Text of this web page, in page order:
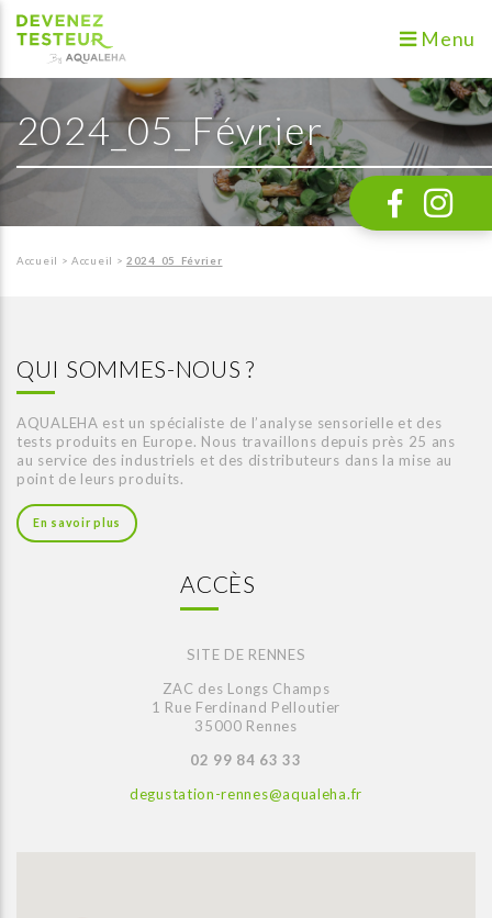
Menu
2024_05_Février
Accueil >Accueil >2024_05_Février
QUI SOMMES-NOUS ?
AQUALEHA est un spécialiste de l’analyse sensorielle et des
tests produits en Europe. Nous travaillons depuis près 25 ans
au service des industriels et des distributeurs dans la mise au
point de leurs produits.
En savoir plus
ACCÈS
SITE DE RENNES
ZAC des Longs Champs
1 Rue Ferdinand Pelloutier
35000 Rennes
02 99 84 63 33
degustation-rennes@aqualeha.fr